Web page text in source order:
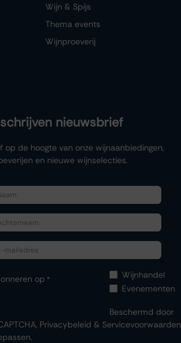
Wijn & Spijs
Thema events
Wijnproeverij
nieuwsbrief
op de hoogte van onze wijnaanbiedingen,
en nieuwe wijnselecties.
op *
Wijnhandel
Evenementen
Beschermd door
Privacybeleid & Servicevoorwaarden